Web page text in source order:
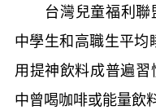
台灣兒童福利聯
中學生和高職生平均
用提神飲料成普遍
中曾喝咖啡或能量飲